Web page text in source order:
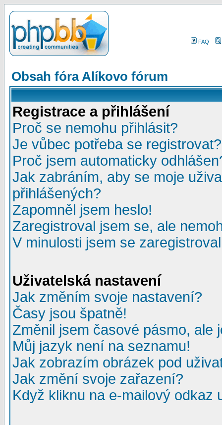
FAQ
Obsah fóra Alíkovo fórum
Registrace a přihlášení
Proč se nemohu přihlásit?
Je vůbec potřeba se registrovat?
Proč jsem automaticky
Jak zabráním, aby se moje
přihlášených?
Zapomněl jsem heslo!
Zaregistroval jsem se, ale
V minulosti jsem se
Uživatelská nastavení
Jak změním svoje nastavení?
Časy jsou špatně!
Změnil jsem časové pásmo, ale
Můj jazyk není na seznamu!
Jak zobrazím obrázek pod
Jak změní svoje zařazení?
Když kliknu na e-mailový odkaz